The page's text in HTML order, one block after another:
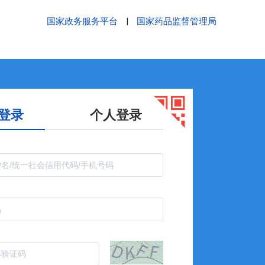
国家政务服务平台 | 国家药品监督管理局
录 个人登录